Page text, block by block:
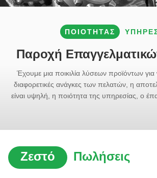
ΠΟΙΌΤΗΤΑΣ
Παροχή
Έχουμε μια ποικιλία λύσεων προϊόντων
διαφορετικές ανάγκες των πελατών, η
είναι υψηλή, η ποιότητα της υπηρεσίας, ο
Ζεστό Πωλήσεις